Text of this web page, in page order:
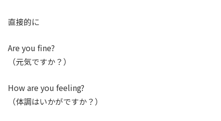
直接的に
Are you fine?
（元気ですか？）
How are you feeling?
（体調はいかがですか？）